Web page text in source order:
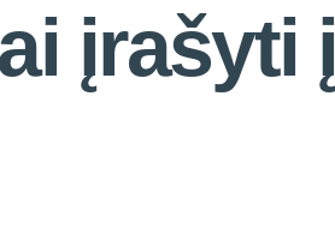
įrašyti į